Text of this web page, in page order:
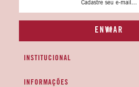
INSTITUCIONAL
INFORMAÇÕES